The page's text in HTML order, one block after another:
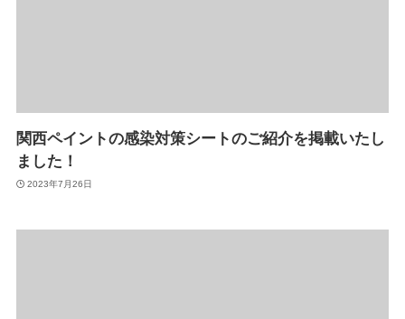
関西ペイントの感染対策シートのご紹介を掲載いたし
ました！
2023年7月26日